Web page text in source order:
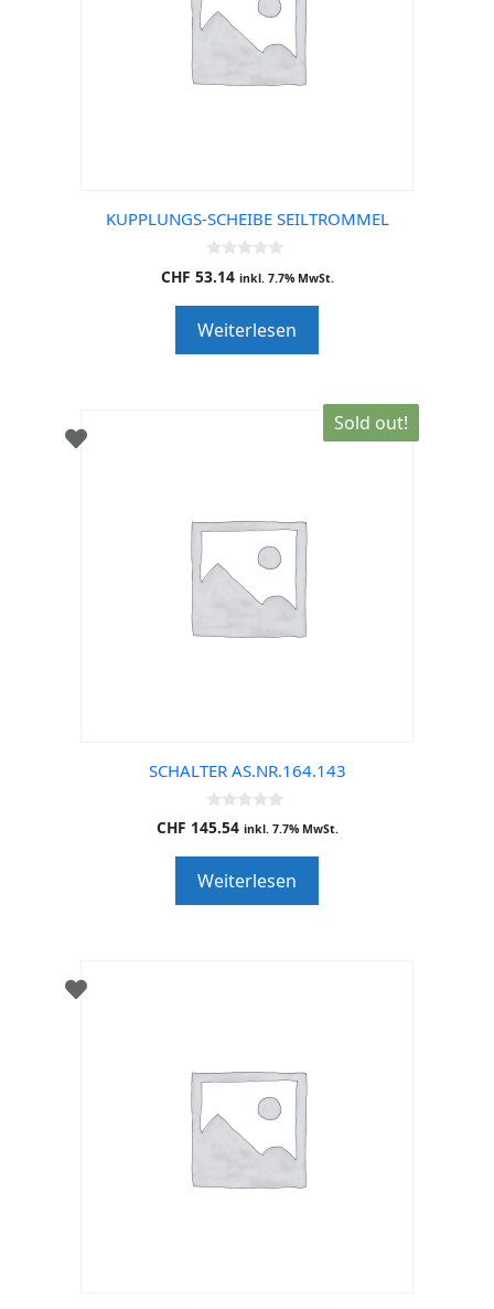
KUPPLUNGS-SCHEIBE SEILTROMMEL
0
o
o
f
5
CHF 53.14 inkl. 7.7% MwSt.
Weiterlesen
Sold out!
SCHALTER AS.NR.164.143
0
o
o
f
5
CHF 145.54 inkl. 7.7% MwSt.
Weiterlesen